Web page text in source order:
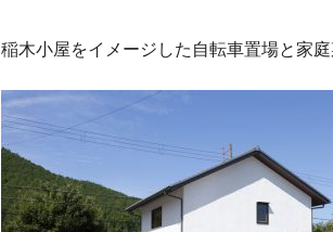
稲木小屋をイメージした自転車置場と家